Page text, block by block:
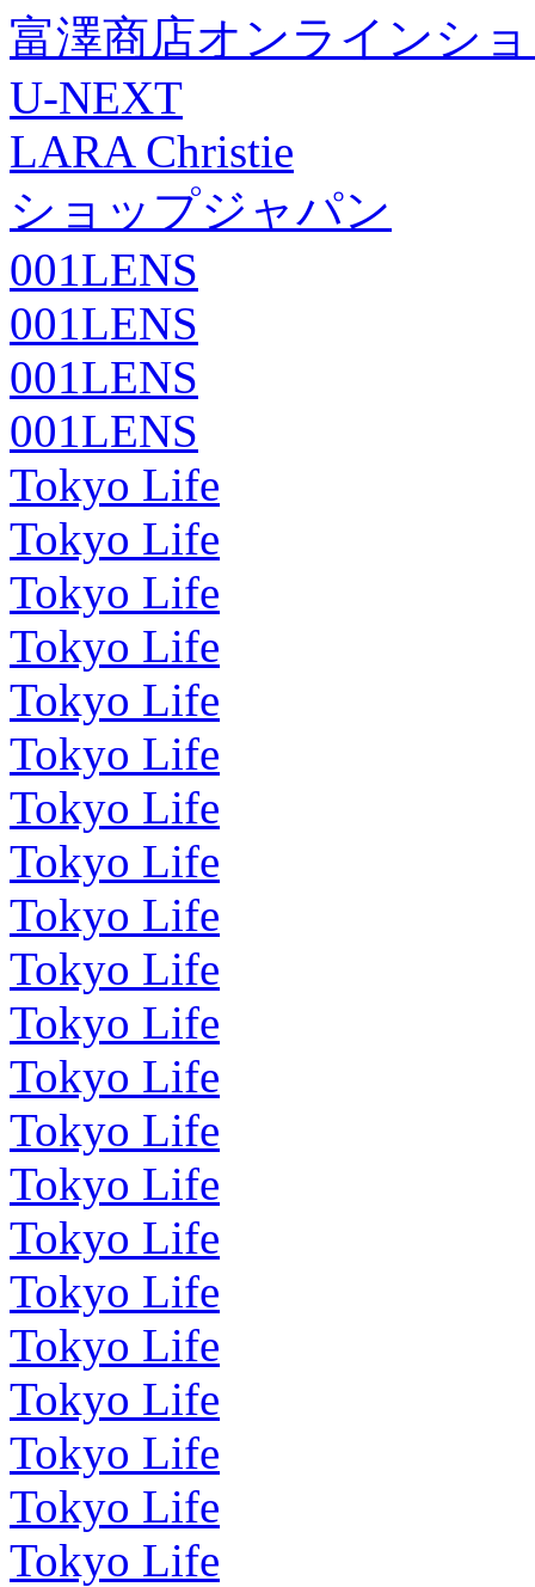
富澤商店オンラインシ
U-NEXT
LARA Christie
ショップジャパン
001LENS
001LENS
001LENS
001LENS
Tokyo Life
Tokyo Life
Tokyo Life
Tokyo Life
Tokyo Life
Tokyo Life
Tokyo Life
Tokyo Life
Tokyo Life
Tokyo Life
Tokyo Life
Tokyo Life
Tokyo Life
Tokyo Life
Tokyo Life
Tokyo Life
Tokyo Life
Tokyo Life
Tokyo Life
Tokyo Life
Tokyo Life